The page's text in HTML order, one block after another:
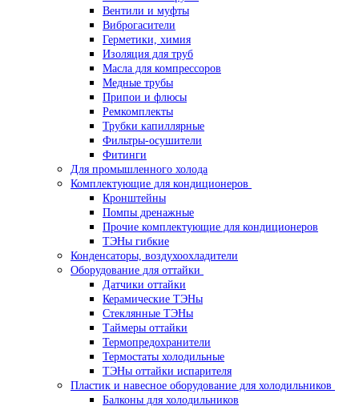
Вентили и муфты
Виброгасители
Герметики, химия
Изоляция для труб
Масла для компрессоров
Медные трубы
Припои и флюсы
Ремкомплекты
Трубки капиллярные
Фильтры-осушители
Фитинги
Для промышленного холода
Комплектующие для кондиционеров
Кронштейны
Помпы дренажные
Прочие комплектующие для кондиционеров
ТЭНы гибкие
Конденсаторы, воздухоохладители
Оборудование для оттайки
Датчики оттайки
Керамические ТЭНы
Стеклянные ТЭНы
Таймеры оттайки
Термопредохранители
Термостаты холодильные
ТЭНы оттайки испарителя
Пластик и навесное оборудование для холодильников
Балконы для холодильников